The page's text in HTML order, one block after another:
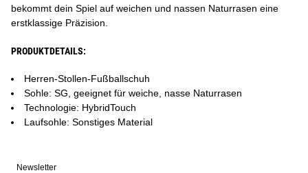
bekommt dein Spiel auf weichen und nassen Naturrasen eine
erstklassige Präzision.
PRODUKTDETAILS:
Herren-Stollen-Fußballschuh
Sohle: SG, geeignet für weiche, nasse Naturrasen
Technologie: HybridTouch
Laufsohle: Sonstiges Material
Newsletter